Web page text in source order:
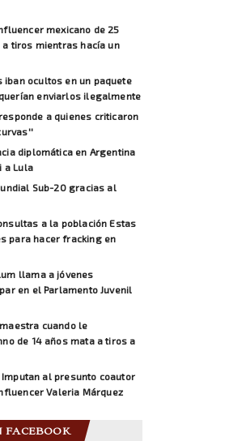
mexicano de 25
tiros mientras hacía un
iban ocultos en un paquete
enviarlos ilegalmente
a quienes criticaron
diplomática en Argentina
a Lula
Sub-20 gracias al
a la población Estas
para hacer fracking en
llama a jóvenes
en el Parlamento Juvenil
cuando le
de 14 años mata a tiros a
al presunto coautor
Valeria Márquez
FACEBOOK